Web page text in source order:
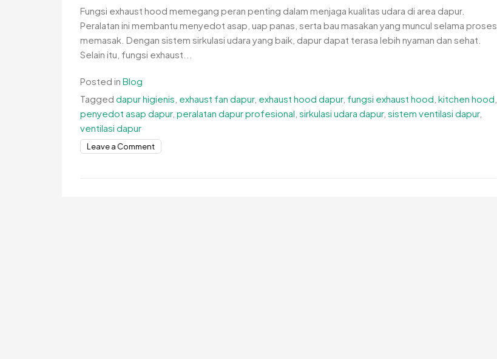
Fungsi exhaust hood memegang peran penting dalam menjaga kualitas udara di area dapur.
Peralatan ini membantu menyedot asap, uap panas, serta bau masakan yang muncul selama proses
memasak. Dengan sistem sirkulasi udara yang baik, dapur dapat terasa lebih nyaman dan sehat.
Selain itu, fungsi exhaust...
Posted in Blog
Tagged dapur higienis exhaust fan dapur, exhaust hood dapur, fungsi exhaust hood kitchen hood
penyedot asap dapur, peralatan dapur profesional sirkulasi udara dapur, sistem ventilasi dapur,
ventilasi dapur
Leave a Commenton